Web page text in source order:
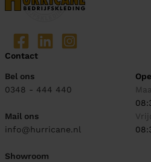
Contact
Bel ons
0348 - 444 440
Mail ons
info@hurricane.nl
Showroom